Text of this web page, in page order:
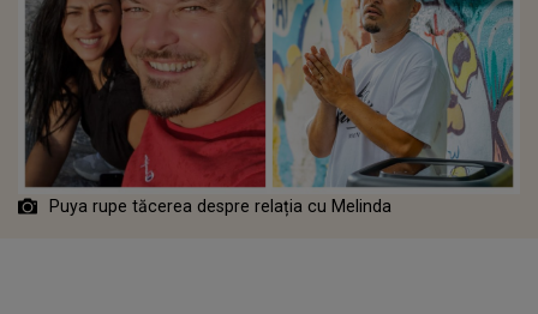
Puya rupe tăcerea despre relația cu Melinda